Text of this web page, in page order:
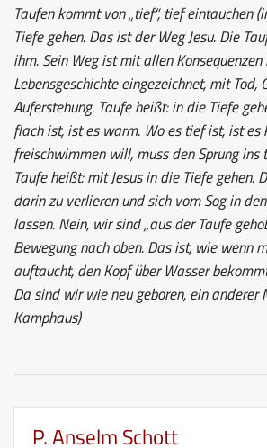
Taufen kommt von „tief“, tief eintauchen
Tiefe gehen. Das ist der Weg Jesu. Die
ihm. Sein Weg ist mit allen Konsequenzen
Lebensgeschichte eingezeichnet, mit Tod,
Auferstehung. Taufe heißt: in die Tiefe
flach ist, ist es warm. Wo es tief ist, ist es
freischwimmen will, muss den Sprung ins
Taufe heißt: mit Jesus in die Tiefe gehen.
darin zu verlieren und sich vom Sog in
lassen. Nein, wir sind „aus der Taufe
Bewegung nach oben. Das ist, wie wenn
auftaucht, den Kopf über Wasser
Da sind wir wie neu geboren, ein anderer
Kamphaus)
P. Anselm Schott